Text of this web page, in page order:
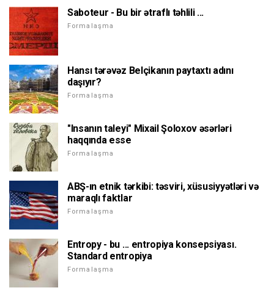
Saboteur - Bu bir ətraflı təhlili ...
Formalaşma
Hansı tərəvəz Belçikanın paytaxtı adını
daşıyır?
Formalaşma
"Insanın taleyi" Mixail Şoloxov əsərləri
haqqında esse
Formalaşma
ABŞ-ın etnik tərkibi: təsviri, xüsusiyyətləri və
maraqlı faktlar
Formalaşma
Entropy - bu ... entropiya konsepsiyası.
Standard entropiya
Formalaşma